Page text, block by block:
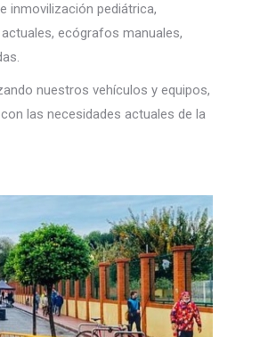
inmovilización pediátrica,
ecógrafos manuales,
nuestros vehículos y equipos,
las necesidades actuales de la